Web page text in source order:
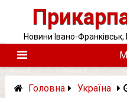
Новини Івано-
Головна Україна